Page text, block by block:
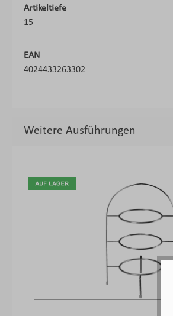
Artikeltiefe
15
EAN
4024433263302
Weitere Ausführungen